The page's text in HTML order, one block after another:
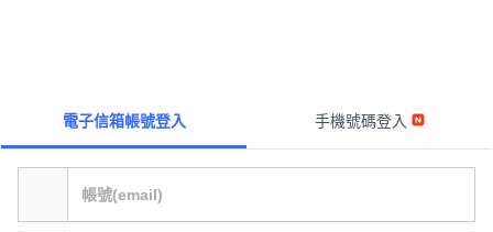
電子信箱帳號登入 手機號碼登入